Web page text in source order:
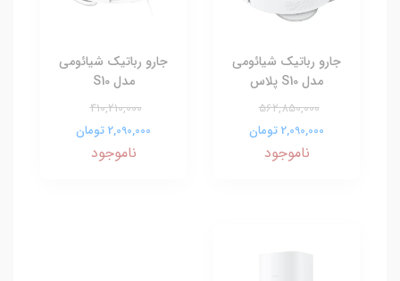
جارو رباتیک شیائومی
مدل S10 پلاس
562,850,000
2,090,000 تومان
ناموجود
جارو رباتیک شیائومی
مدل S10
410,210,000
2,090,000 تومان
ناموجود